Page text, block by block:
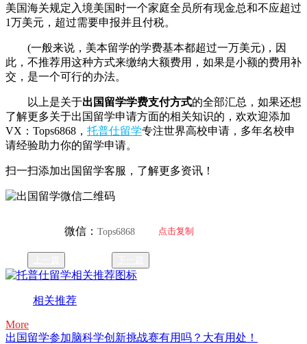
美国海关规定入境美国时一个家庭全员所有现金总和不应超过
1万美元，超过需要申报并且付税。
(一般来说，美本留学的学费基本都超过一万美元)，因
此，不推荐用这种方式来缴纳大额费用，如果是小额的费用补
交，是一个可行的办法。
以上是关于出国留学学费支付方式的全部汇总，如果还想
了解更多关于出国留学申请方面的相关知识的，欢欢迎添加
VX：Tops6868， 托普仕留学专注世界高校申请，多年名校申
请经验助力你的留学申请。
扫一扫添加出国留学客服，了解更多资讯！
微信：Tops6868 点击复制
相关推荐
More
出国留学参加脑科学创新挑战赛有用吗？大有用处！